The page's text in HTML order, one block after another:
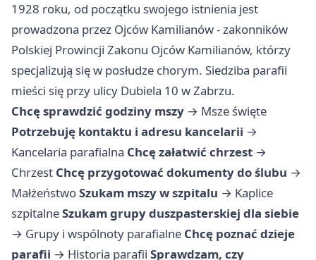
1928 roku, od początku swojego istnienia jest
prowadzona przez Ojców Kamilianów - zakonników
Polskiej Prowincji Zakonu Ojców Kamilianów, którzy
specjalizują się w posłudze chorym. Siedziba parafii
mieści się przy ulicy Dubiela 10 w Zabrzu.
Chcę sprawdzić godziny mszy → Msze święte
Potrzebuję kontaktu i adresu kancelarii →
Kancelaria parafialna Chcę załatwić chrzest →
Chrzest Chcę przygotować dokumenty do ślubu →
MałżeństwoSzukam mszy w szpitalu → Kaplice
szpitalneSzukam grupy duszpasterskiej dla siebie
→ Grupy i wspólnoty parafialne Chcę poznać dzieje
parafii → Historia parafii Sprawdzam, czy